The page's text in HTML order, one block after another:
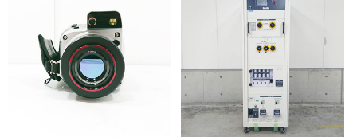
2ヶ月 90％（割引率10％）
3ヶ月 80％（割引率20％）
4ヶ月 75％（割引率25％）
5ヶ月 70％（割引率30％）